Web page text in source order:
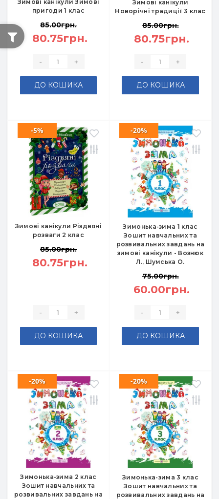
Зимові канікули Зимові
пригоди 1 клас
85.00грн.
80.75грн.
- +
ДО КОШИКА
Зимові канікули
Новорічні традиції 3 клас
85.00грн.
80.75грн.
- +
ДО КОШИКА
Зимові канікули Різдвяні
розваги 2 клас
-5%
85.00грн.
80.75грн.
- +
ДО КОШИКА
Зимонька-зима 1 клас
Зошит навчальних та
розвивальних завдань на
зимові канікули - Вознюк
Л., Шумська О.
-20%
75.00грн.
60.00грн.
- +
ДО КОШИКА
Зимонька-зима 2 клас
Зошит навчальних та
розвивальних завдань на
-20%
Зимонька-зима 3 клас
Зошит навчальних та
розвивальних завдань на
-20%